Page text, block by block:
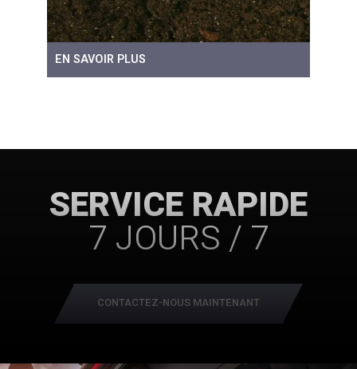
EN SAVOIR PLUS
SERVICE RAPIDE
7 JOURS / 7
CONTACTEZ-NOUS MAINTENANT